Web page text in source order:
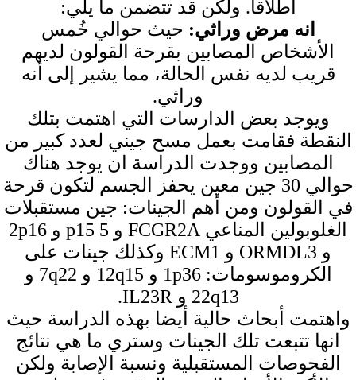
اطلاقا. ولكن قد تتضمن ما يلي:
انه مرض وراثي: حيث حوالي خُمس
الأشخاص المصابين بقرحة القولون لديهم
قريب لديه نفس الحالة، مما يشير إلى أنه
وراثي.
ويوجد بعض الدارسات التي اهتمت بتلك
النقطة فقامت بعمل مسح جيني لعدد كبير من
المصابين ووجدت الدراسة ان يوجد هناك
حوالي 30 جين معين يحفز الجسم لتكون قرحة
في القولون ومن أهم الجينات: جين مستقبلات
الغلوبولين المناعي FCGR2A و 5 p15 و 2p16
و ORMDL3 و ECM1 وكذلك جينات على
الكروموسومات: 1p36 و 12q15 و 7q22 و
22q13 و IL23R.
واهتمت أبحاث حالية أيضا بهذه الدراسة حيث
انها تتبعت تلك الجينات وستري ما هي نتائج
الفحوصات المستقبلية ونسبة الإصابة ولكن